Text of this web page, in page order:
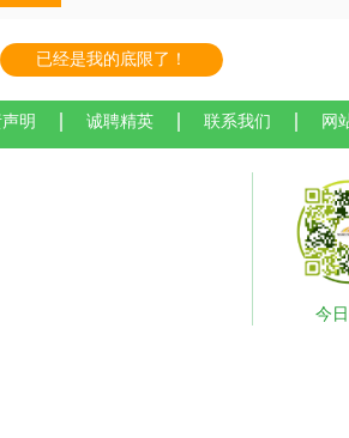
已经是我的底限了！
明 诚聘精英 联系我们 网
今